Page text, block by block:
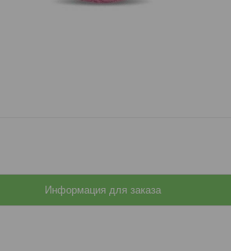
Информация для заказа